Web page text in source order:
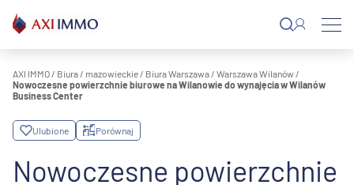
do
treści
AXI IMMO / Biura / mazowieckie / Biura Warszawa / Warszawa Wilanów /
Nowoczesne powierzchnie biurowe na Wilanowie do wynajęcia w Wilanów
Business Center
Ulubione Porównaj
Nowoczesne powierzchnie